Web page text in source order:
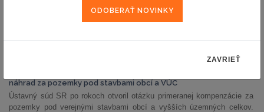
náhrad za pozemky pod stavbami obcí a VÚC
Ústavný súd SR po rokoch otvoril otázku primeranej kompenzácie za
pozemky pod verejnými stavbami obcí a vyšších územných celkov.
ZAVRIEŤ